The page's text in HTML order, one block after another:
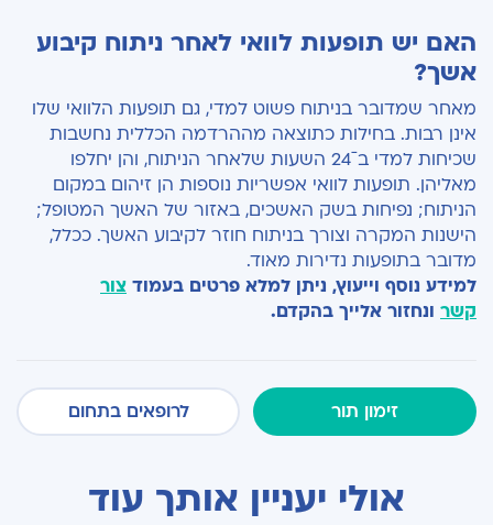
האם יש תופעות לוואי לאחר ניתוח קיבוע
אשך?
מאחר שמדובר בניתוח פשוט למדי, גם תופעות הלוואי שלו
אינן רבות. בחילות כתוצאה מההרדמה הכללית נחשבות
שכיחות למדי בˉ24 השעות שלאחר הניתוח, והן יחלפו
מאליהן. תופעות לוואי אפשריות נוספות הן זיהום במקום
הניתוח; נפיחות בשק האשכים, באזור של האשך המטופל;
הישנות המקרה וצורך בניתוח חוזר לקיבוע האשך. ככלל,
מדובר בתופעות נדירות מאוד.
למידע נוסף וייעוץ, ניתן למלא פרטים בעמוד צור
קשר ונחזור אלייך בהקדם.
זימון תור לרופאים בתחום
אולי יעניין אותך עוד